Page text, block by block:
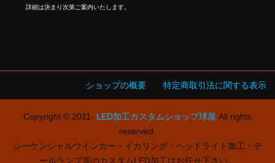
詳細は決まり次第ご案内いたします。
ショップの概要 特定商取引法に関する表示
Copyright © 2011- LED加工カスタムショップ球屋 All rights
reserved.
シーケンシャルウインカー・イカリング・ヘッドライト加工・テ
ールランプ等のカスタムLED加工はお任せ下さい。